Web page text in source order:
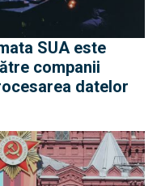
SUA este
companii
datelor